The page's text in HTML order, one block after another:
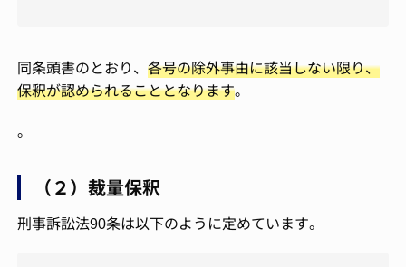
同条頭書のとおり、各号の除外事由に該当しない限り、
保釈が認められることとなります。
。
（２）裁量保釈
刑事訴訟法90条は以下のように定めています。